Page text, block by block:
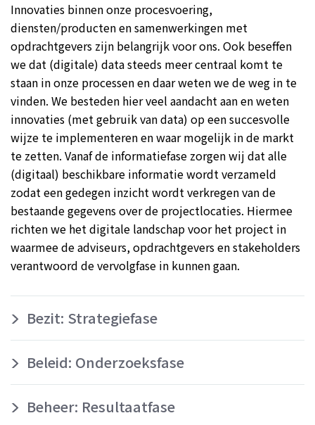
Innovaties binnen onze procesvoering,
diensten/producten en samenwerkingen met
opdrachtgevers zijn belangrijk voor ons. Ook beseffen
we dat (digitale) data steeds meer centraal komt te
staan in onze processen en daar weten we de weg in te
vinden. We besteden hier veel aandacht aan en weten
innovaties (met gebruik van data) op een succesvolle
wijze te implementeren en waar mogelijk in de markt
te zetten. Vanaf de informatiefase zorgen wij dat alle
(digitaal) beschikbare informatie wordt verzameld
zodat een gedegen inzicht wordt verkregen van de
bestaande gegevens over de projectlocaties. Hiermee
richten we het digitale landschap voor het project in
waarmee de adviseurs, opdrachtgevers en stakeholders
verantwoord de vervolgfase in kunnen gaan.
Bezit: Strategiefase
Beleid: Onderzoeksfase
Beheer: Resultaatfase